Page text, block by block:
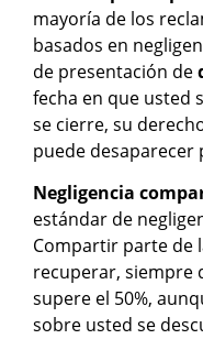
mayoría de los
basados en
de presentación de
fecha en que usted
se cierre, su
puede desaparecer
Negligencia
estándar de
Compartir parte de
recuperar, siempre
supere el 50%,
sobre usted se